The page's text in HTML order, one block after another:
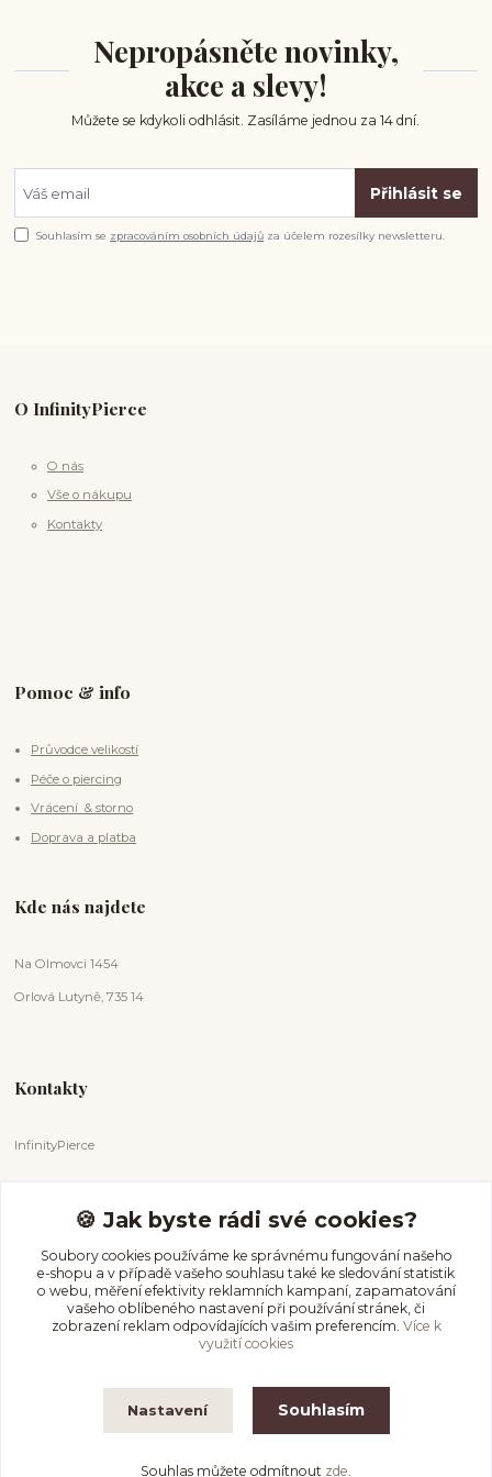
Nepropásněte novinky,
akce a slevy!
Můžete se kdykoli odhlásit. Zasíláme jednou za 14 dní.
Přihlásit se
Souhlasím se zpracováním osobních údajů za účelem rozesílky newsletteru.
O InfinityPierce
O nás
Vše o nákupu
Kontakty
Pomoc & info
Průvodce velikostí
Péče o piercing
Vrácení & storno
Doprava a platba
Kde nás najdete
Na Olmovci 1454
Orlová Lutyně, 735 14
Kontakty
InfinityPierce
+420 731 681 038
(Po-Ne, 9-18 hod.)
info@infinitypierce.cz
🍪 Jak byste rádi své cookies?
Soubory cookies používáme ke správnému fungování našeho
e-shopu a v případě vašeho souhlasu také ke sledování statistik
o webu, měření efektivity reklamních kampaní, zapamatování
vašeho oblíbeného nastavení při používání stránek, či
zobrazení reklam odpovídajících vašim preferencím. Více k
využití cookies
Nastavení Souhlasím
Souhlas můžete odmítnout zde